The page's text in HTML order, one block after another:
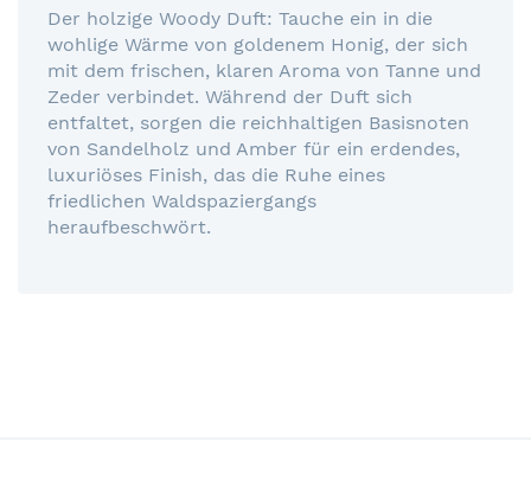
Der holzige Woody Duft: Tauche ein in die
wohlige Wärme von goldenem Honig, der sich
mit dem frischen, klaren Aroma von Tanne und
Zeder verbindet. Während der Duft sich
entfaltet, sorgen die reichhaltigen Basisnoten
von Sandelholz und Amber für ein erdendes,
luxuriöses Finish, das die Ruhe eines
friedlichen Waldspaziergangs
heraufbeschwört.